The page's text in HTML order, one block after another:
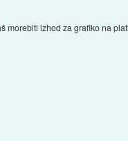
izhod za grafiko na